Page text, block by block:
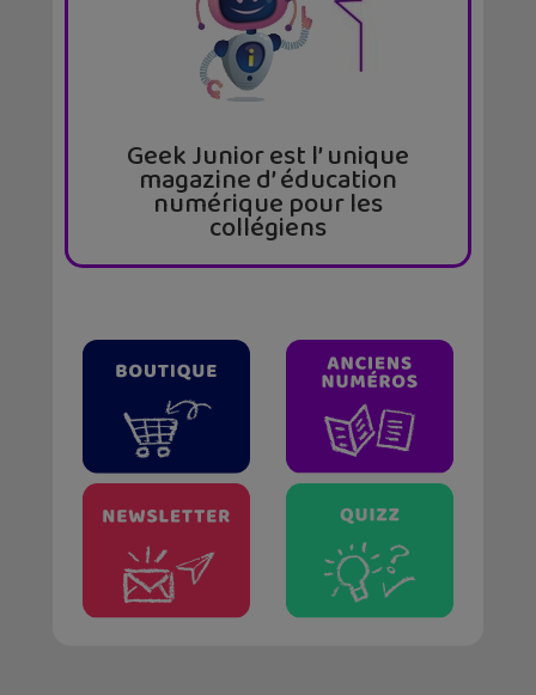
Geek Junior est l’ unique
magazine d’ éducation
numérique pour les
collégiens